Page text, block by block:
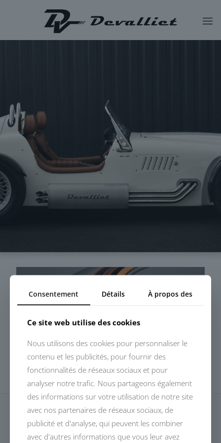
Consentement Détails À propos des
Ce site web utilise des cookies
Nous utilisons des cookies pour personnaliser le
contenu et les publicités, pour fournir des
fonctionnalités de réseaux sociaux et pour
analyser notre trafic. Nous partageons également
des informations sur votre utilisation de notre site
avec nos partenaires de réseaux sociaux, de
publicité et d'analyse, qui peuvent les combiner
avec d'autres informations que vous leur avez